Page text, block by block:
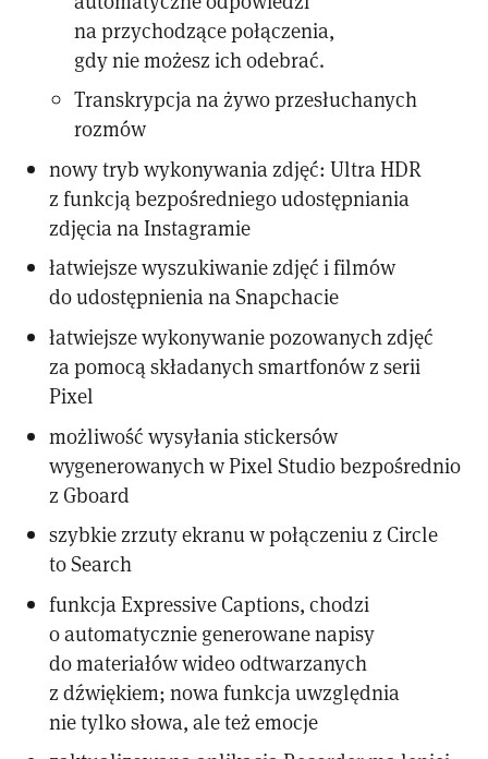
na przychodzące połączenia,
gdy nie możesz ich odebrać.
Transkrypcja na żywo przesłuchanych
rozmów
nowy tryb wykonywania zdjęć: Ultra HDR
z funkcją bezpośredniego udostępniania
zdjęcia na Instagramie
łatwiejsze wyszukiwanie zdjęć i filmów
do udostępnienia na Snapchacie
łatwiejsze wykonywanie pozowanych zdjęć
za pomocą składanych smartfonów z serii
Pixel
możliwość wysyłania stickersów
wygenerowanych w Pixel Studio bezpośrednio
z Gboard
szybkie zrzuty ekranu w połączeniu z Circle
to Search
funkcja Expressive Captions, chodzi
o automatycznie generowane napisy
do materiałów wideo odtwarzanych
z dźwiękiem; nowa funkcja uwzględnia
nie tylko słowa, ale też emocje